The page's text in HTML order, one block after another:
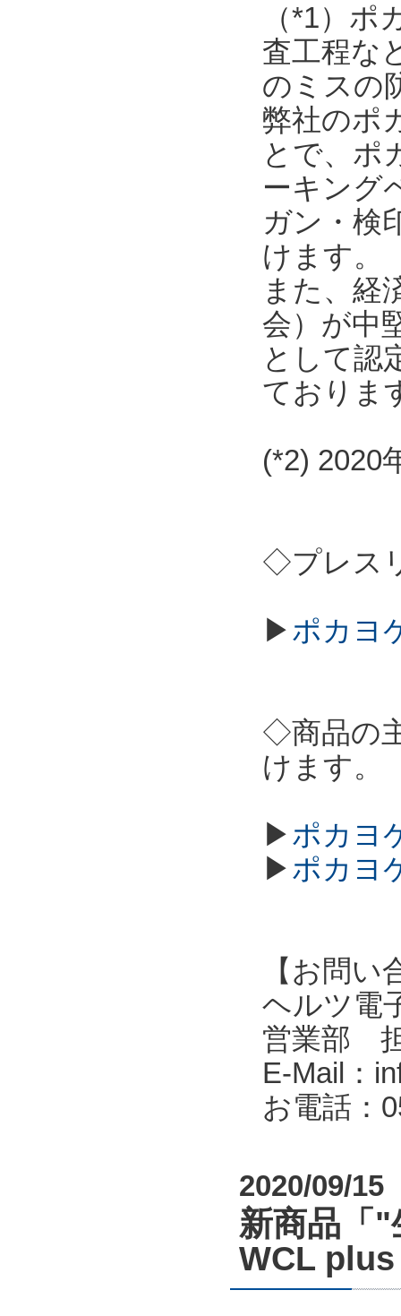
（*1）
査工程な
のミスの
弊社のポ
とで、ポ
ーキング
ガン・検
けます。
また、経
会）が中
として認
ておりま
(*2) 2020
◇プレス
▶ポカヨ
◇商品の
けます。
▶ポカヨ
▶ポカヨ
【お問い
ヘルツ電
営業部
E-Mail：
お電話：
2020/09/15
新商品「
WCL plus